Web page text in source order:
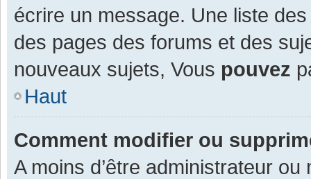
écrire un message. Une liste
des pages des forums et des
nouveaux sujets, Vous pouvez
Haut
Comment modifier ou
A moins d’être administrateur